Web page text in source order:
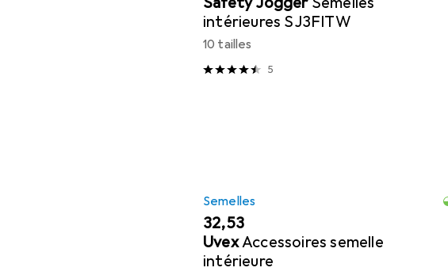
intérieures SJ3FITW
10 tailles
5
Semelles
EUR
32,53
UvexAccessoires semelle
intérieure